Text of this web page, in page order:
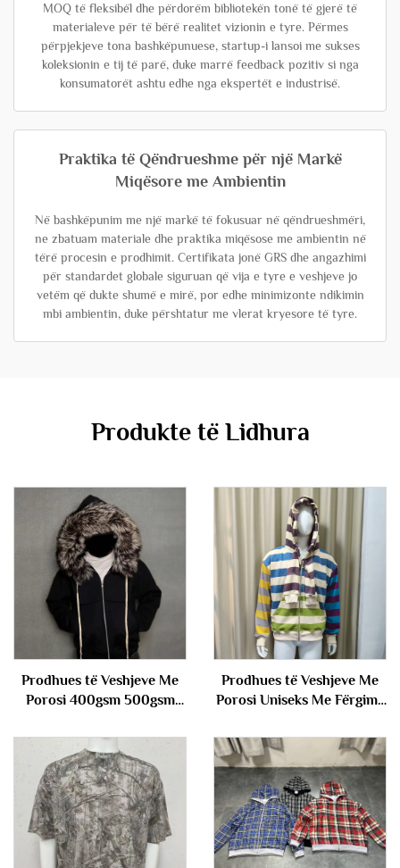
MOQ të fleksibël dhe përdorëm bibliotekën tonë të gjerë të
materialeve për të bërë realitet vizionin e tyre. Përmes
përpjekjeve tona bashkëpunuese, startup-i lansoi me sukses
koleksionin e tij të parë, duke marrë feedback pozitiv si nga
konsumatorët ashtu edhe nga ekspertët e industrisë.
Praktika të Qëndrueshme për një Markë
Miqësore me Ambientin
Në bashkëpunim me një markë të fokusuar në qëndrueshmëri,
ne zbatuam materiale dhe praktika miqësose me ambientin në
tërë procesin e prodhimit. Certifikata jonë GRS dhe angazhimi
për standardet globale siguruan që vija e tyre e veshjeve jo
vetëm që dukte shumë e mirë, por edhe minimizonte ndikimin
mbi ambientin, duke përshtatur me vlerat kryesore të tyre.
Produkte të Lidhura
Prodhues të Veshjeve Me
Porosi 400gsm 500gsm
Shkatërrim Me Kapuç të
Hekur të Zhgjëndur Me
Pull Fustan me Kapuç me
Jakë për Meshkuj
Prodhues të Veshjeve Me
Porosi Uniseks Me Fërgimë
Me Frëngjisë Terry me
Stripe Me Pull Fustan me
Kapuç me Jakë për Meshkuj